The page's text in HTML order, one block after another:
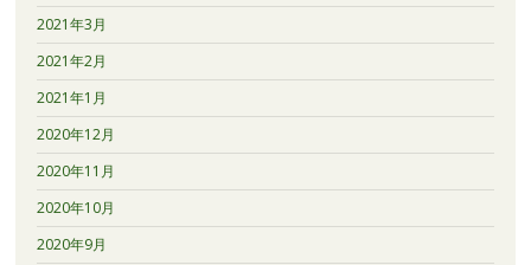
2021年3月
2021年2月
2021年1月
2020年12月
2020年11月
2020年10月
2020年9月